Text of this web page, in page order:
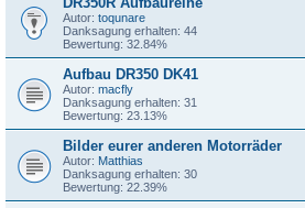
Autor: toqunare
Danksagung erhalten: 44
Bewertung: 32.84%
Aufbau DR350 DK41
Autor: macfly
Danksagung erhalten: 31
Bewertung: 23.13%
Bilder eurer anderen Motorräder
Autor: Matthias
Danksagung erhalten: 30
Bewertung: 22.39%